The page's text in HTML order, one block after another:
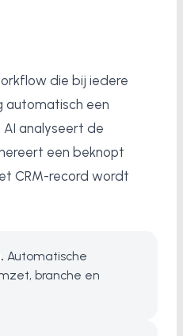
die bij iedere
een
analyseert de
een beknopt
CRM-record wordt
Automatische
branche en